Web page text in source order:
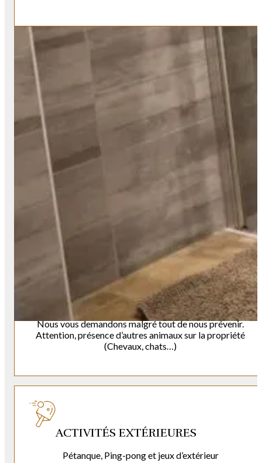
CLIMATISATION
Climatisation réversible dans chaque pièce
PARKING
Gratuit et équipé de bornes de recharge VAE
ANIMAUX BIENVENUS
Nous vous demandons malgré tout de nous prévenir.
Attention, présence d’autres animaux sur la propriété
(Chevaux, chats…)
ACTIVITÉS EXTÉRIEURES
Pétanque, Ping-pong et jeux d’extérieur